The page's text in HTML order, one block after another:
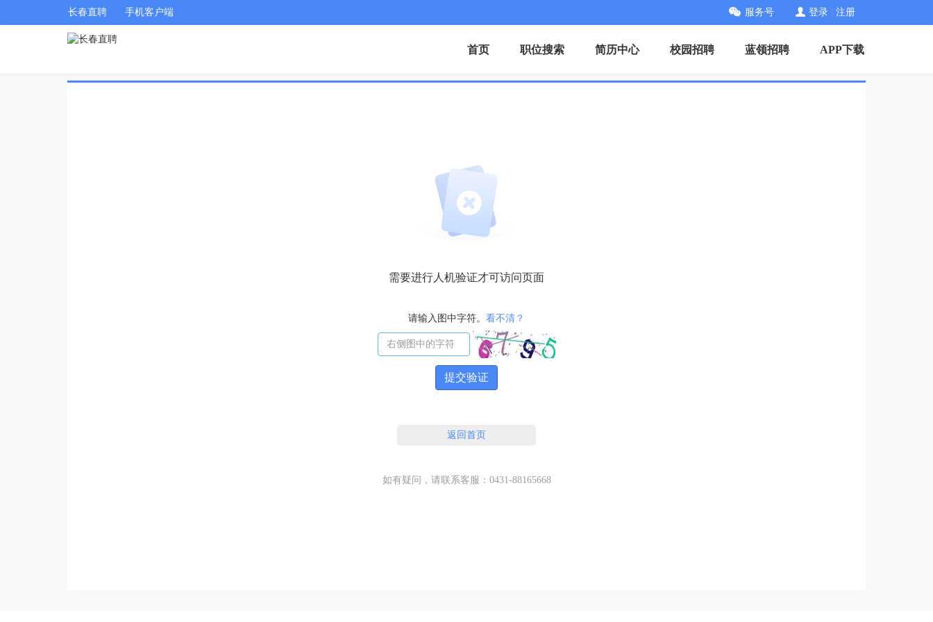
长春直聘 手机客户端 服务号 登录 注册
首页 职位搜索 简历中心 校园招聘 蓝领招聘 APP下载
需要进行人机验证才可访问页面
请输入图中字符。 看不清？
提交验证
返回首页
如有疑问，请联系客服：0431-88165668